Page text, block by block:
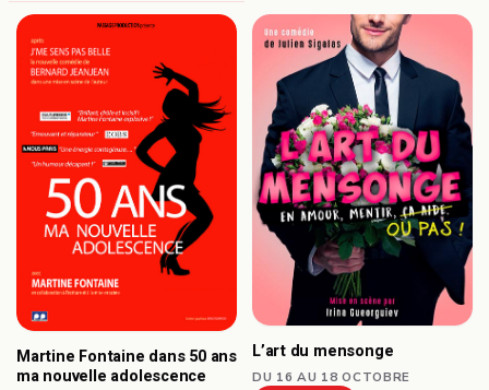
Martine Fontaine dans 50 ans
ma nouvelle adolescence
L’art du mensonge
DU 16 AU 18 OCTOBRE